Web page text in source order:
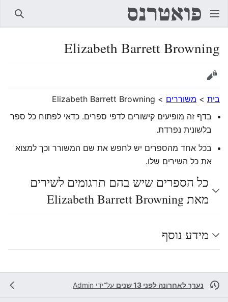
Elizabeth Barrett Browning
הצגת מקור
בית > משוררים >
Elizabeth Barrett Browning
בדף זה מופיעים קישורים לדפי ספרים. כדאי לפתוח כל ספר
בלשונית נפרדת.
בכל אחד מהספרים יש לחפש את שם המשורר וכך למצוא
את כל השירים שלו.
כל הספרים שיש בהם תרגומים לשירים
מאת Elizabeth Barrett Browning
מידע נוסף
נערך לאחרונה לפני 13 שנים על־ידי Admin